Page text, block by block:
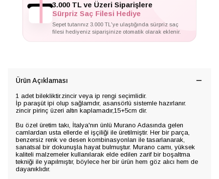
3.000 TL ve Üzeri Siparişlere
Sürpriz Saç Filesi Hediye
Sepet tutarınız 3.000 TL'ye ulaştığında sürpriz saç
filesi hediyeniz siparişinize otomatik olarak eklenir.
Ürün Açıklaması
1 adet bilekliktir.zincir veya ip rengi seçimlidir.
İp paraşüt ipi olup sağlamdır, asansörlü sistemle hazırlanır.
zincir pirinç üzeri altın kaplamadır,15+5cm dir.
Bu özel üretim takı, İtalya'nın ünlü Murano Adasında gelen
camlardan usta ellerde el işçiliği ile üretilmiştir. Her bir parça,
benzersiz renk ve desen kombinasyonları ile tasarlanarak,
sanatsal bir dokunuşla hayat bulmuştur. Murano camı, yüksek
kaliteli malzemeler kullanılarak elde edilen zarif bir boşaltma
tekniği ile yapılmıştır, böylece her bir ürün hem göz alıcı hem de
dayanıklıdır.